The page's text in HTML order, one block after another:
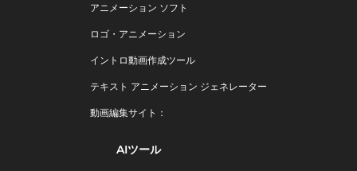
アニメーション ソフト
ロゴ・アニメーション
イントロ動画作成ツール
テキスト アニメーション ジェネレーター
動画編集サイト：
AIツール